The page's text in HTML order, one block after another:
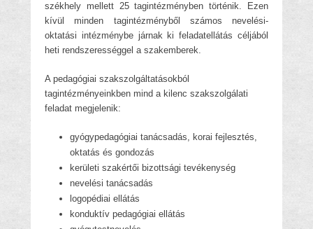
székhely mellett 25 tagintézményben történik. Ezen
kívül minden tagintézményből számos nevelési-
oktatási intézménybe járnak ki feladatellátás céljából
heti rendszerességgel a szakemberek.
A pedagógiai szakszolgáltatásokból
tagintézményeinkben mind a kilenc szakszolgálati
feladat megjelenik:
gyógypedagógiai tanácsadás, korai fejlesztés,
oktatás és gondozás
kerületi szakértői bizottsági tevékenység
nevelési tanácsadás
logopédiai ellátás
konduktív pedagógiai ellátás